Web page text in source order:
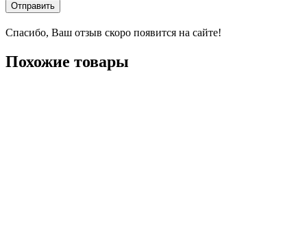
Отправить
Спасибо, Ваш отзыв скоро появится на сайте!
Похожие товары